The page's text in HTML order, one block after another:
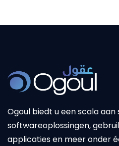
Ogoul biedt u een scala
softwareoplossingen,
applicaties en meer onder